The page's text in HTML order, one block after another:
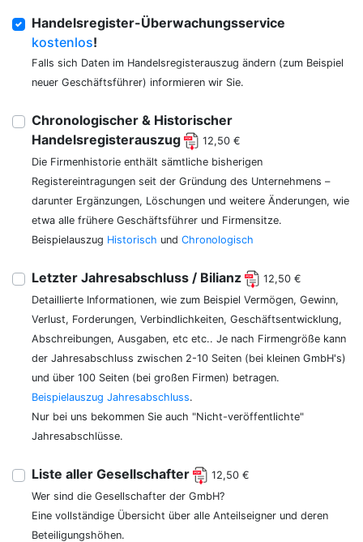
Handelsregister-Überwachungsservice
kostenlos!
Falls sich Daten im Handelsregisterauszug ändern (zum Beispiel
neuer Geschäftsführer) informieren wir Sie.
Chronologischer & Historischer
Handelsregisterauszug
12,50 €
Die Firmenhistorie enthält sämtliche bisherigen
Registereintragungen seit der Gründung des Unternehmens –
darunter Ergänzungen, Löschungen und weitere Änderungen, wie
etwa alle frühere Geschäftsführer und Firmensitze.
Beispielauszug Historisch und Chronologisch
Letzter Jahresabschluss / Bilianz
12,50 €
Detaillierte Informationen, wie zum Beispiel Vermögen, Gewinn,
Verlust, Forderungen, Verbindlichkeiten, Geschäftsentwicklung,
Abschreibungen, Ausgaben, etc etc.. Je nach Firmengröße kann
der Jahresabschluss zwischen 2-10 Seiten (bei kleinen GmbH's)
und über 100 Seiten (bei großen Firmen) betragen.
Beispielauszug Jahresabschluss.
Nur bei uns bekommen Sie auch "Nicht-veröffentlichte"
Jahresabschlüsse.
Liste aller Gesellschafter
12,50 €
Wer sind die Gesellschafter der GmbH?
Eine vollständige Übersicht über alle Anteilseigner und deren
Beteiligungshöhen.